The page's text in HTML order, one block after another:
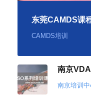
东莞CAMDS课
CAMDS培训
南京
南京培训